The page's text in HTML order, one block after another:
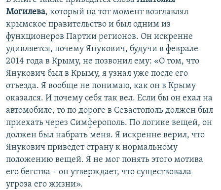
Могилева, который на тот момент возглавлял
крымское правительство и был одним из
функционеров Партии регионов. Он искренне
удивляется, почему Янукович, будучи в феврале
2014 года в Крыму, не позвонил ему: «О том, что
Янукович был в Крыму, я узнал уже после его
отъезда. Я вообще не понимаю, как он в Крыму
оказался. И почему себя так вел. Если бы он ехал на
автомобиле, то по дороге в Севастополь должен был
приехать через Симферополь. По логике вещей, он
должен был набрать меня. Я искренне верил, что
Янукович приведет страну к нормальному
положению вещей. Я не мог понять этого мотива
его бегства – он утверждает, что существовала
угроза его жизни».